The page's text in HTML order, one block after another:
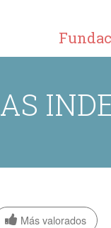
Más valorados